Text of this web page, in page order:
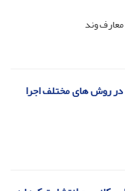
وند
روش های مختلف اجرا